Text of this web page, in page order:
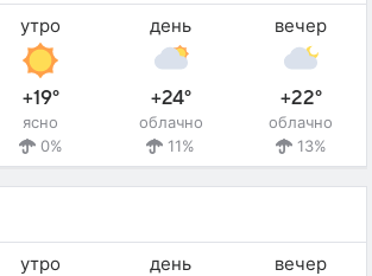
утро
+19°
ясно
0%
день
+24°
облачно
11%
вечер
+22°
облачно
13%
утро день вечер